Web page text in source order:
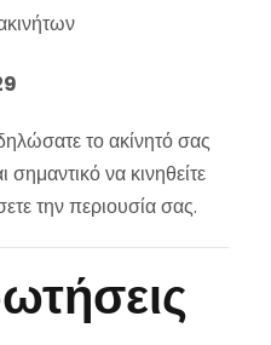
το ακίνητό σας
να κινηθείτε
την περιουσία σας.